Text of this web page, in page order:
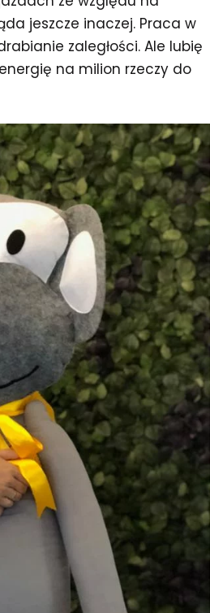
jeszcze inaczej. Praca w
zaległości. Ale lubię
na milion rzeczy do